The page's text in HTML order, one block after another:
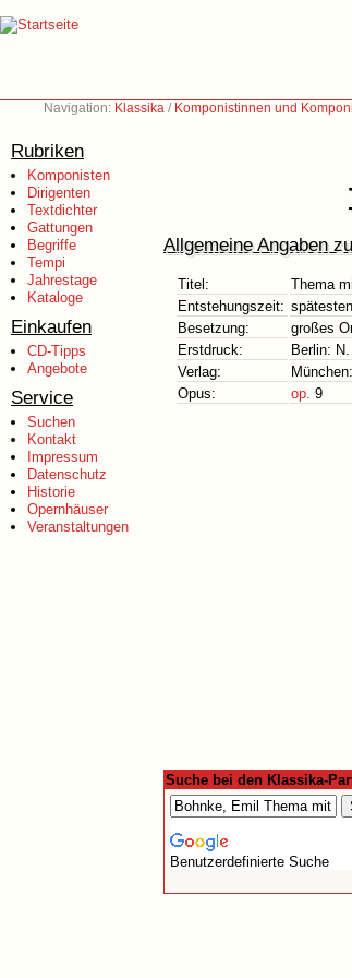
Navigation: Klassika / Komponistinnen und
Rubriken
Komponisten
Dirigenten
Textdichter
Gattungen
Begriffe
Tempi
Jahrestage
Kataloge
Einkaufen
CD-Tipps
Angebote
Service
Suchen
Kontakt
Impressum
Datenschutz
Historie
Opernhäuser
Veranstaltungen
Allgemeine Angaben
Titel:
Thema
Entstehungszeit:
Besetzung:
großes
Erstdruck:
Berlin:
Verlag:
Opus:
op. 9
Suche bei den Klassika-
Benutzerdefinierte Suche